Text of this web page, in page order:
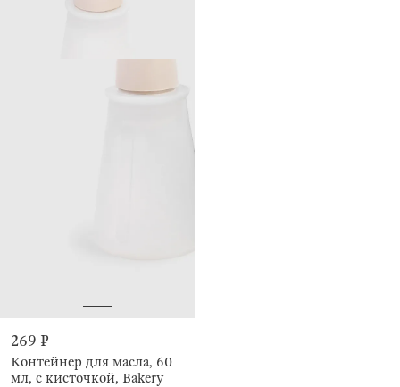
269 ₽
Контейнер для масла, 60
мл, с кисточкой, Bakery